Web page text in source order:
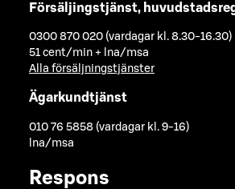
Försäljingstjänst,
0300 870 020 (vardagar kl. 8.30-16.30)
51 cent/min + lna/msa
Alla försäljningstjänster
Ägarkundtjänst
010 76 5858 (vardagar kl. 9-16)
lna/msa
Respons